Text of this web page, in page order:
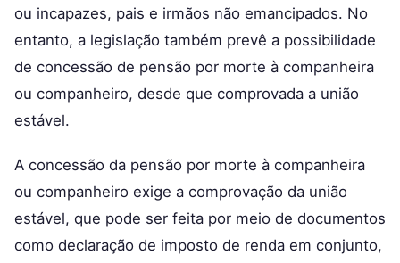
ou incapazes, pais e irmãos não emancipados. No
entanto, a legislação também prevê a possibilidade
de concessão de pensão por morte à companheira
ou companheiro, desde que comprovada a união
estável.
A concessão da pensão por morte à companheira
ou companheiro exige a comprovação da união
estável, que pode ser feita por meio de documentos
como declaração de imposto de renda em conjunto,